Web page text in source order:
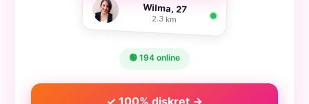
Wilma, 27
2.3 km
🟢 194 online
✓ 100% diskret →